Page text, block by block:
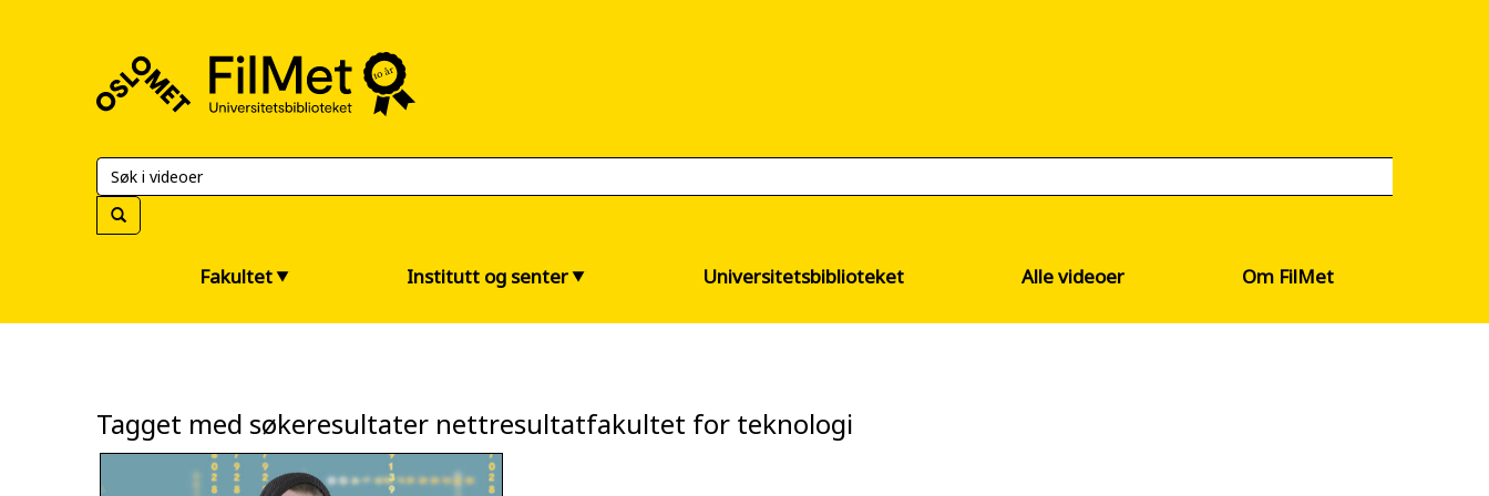
Universitetsbiblioteket
Fakultet Institutt og senter Universitetsbiblioteket Alle videoer Om FilMet
Tagget med søkeresultater nettresultatfakultet for teknologi